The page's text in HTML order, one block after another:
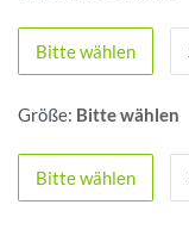
Bitte wählen
Größe: Bitte wählen
Bitte wählen